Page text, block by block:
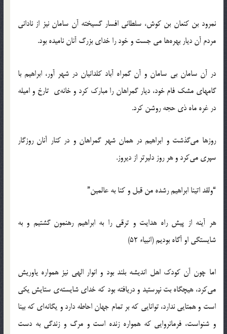
نمرود بن کنعان بن کوش، سلطاني افسار گسيخته آن سامان نيز از ناداني
مردم آن ديار بهره‌ها مي جست و خود را خداي بزرگ آنان ناميده بود.
در آن سامان بي سامان و آن گمراه آباد کلدانيان در شهر آور، ابراهيم با
گامهاي مشک فام خود، ديار گمراهان را مبارک كرد و خانه‌ي تارخ و اميله
در غره ماه ذي حجه روشن كرد.
روزها مي‌گذشت و ابراهيم در همان شهر گمراهان و در کنار آنان روزگار
سپري مي‌کرد و هر روز دلير‌تر از ديروز.
“ولقد اتينا ابراهيم رشده من قبل و کنا به عالمين”
هر آينه از پيش راه هدايت و ترقي را به ابراهيم رهنمون گشتيم و به
شايستگي او آگاه بوديم (انبياء 52)
اما چون آن کودک اهل انديشه بلند بود و انوار الهي نيز همواره ياوريش
مي‌كرد، هيچگاه بت نپرستيد و دريافته بود که خداي شايسته‌ي ستايش يکي
است و همتايي ندارد، توانايي که بر تمام جهان احاطه دارد و يگانه‌اي که بينا
و شنواست، فرمانروايي که همواره زنده است و مرگ و زندگي به دست